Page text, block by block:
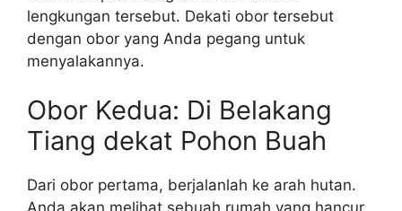
lengkungan tersebut. Dekati obor tersebut
dengan obor yang Anda pegang untuk
menyalakannya.
Obor Kedua: Di Belakang
Tiang dekat Pohon Buah
Dari obor pertama, berjalanlah ke arah hutan.